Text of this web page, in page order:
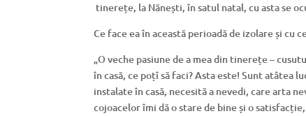
tinerețe, la Nănești, în satul natal, cu asta se
Ce face ea în această perioadă de izolare și cu
„O veche pasiune de a mea din tinerețe –
în casă, ce poțî să faci? Asta este! Sunt atâtea
instalate în casă, necesită a nevedi, care arta
cojoacelor îmi dă o stare de bine și o